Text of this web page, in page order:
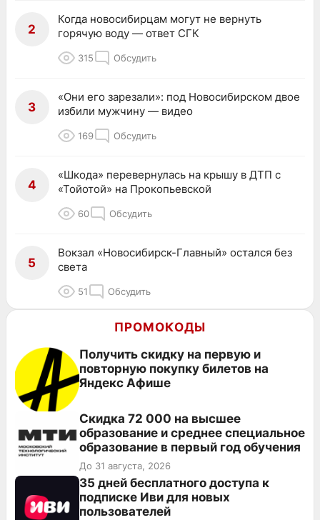
2
Когда новосибирцам могут не вернуть
горячую воду — ответ СГК
315 Обсудить
3
«Они его зарезали»: под Новосибирском двое
избили мужчину — видео
169 Обсудить
4
«Шкода» перевернулась на крышу в ДТП с
«Тойотой» на Прокопьевской
60 Обсудить
5
Вокзал «Новосибирск-Главный» остался без
света
51 Обсудить
ПРОМОКОДЫ
Получить скидку на первую и
повторную покупку билетов на
Яндекс Афише
Скидка 72 000 на высшее
образование и среднее специальное
образование в первый год обучения
До 31 августа, 2026
35 дней бесплатного доступа к
подписке Иви для новых
пользователей